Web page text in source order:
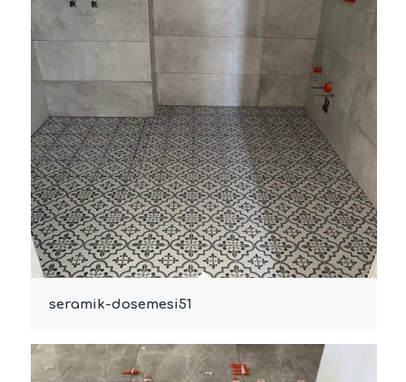
seramik-dosemesi51